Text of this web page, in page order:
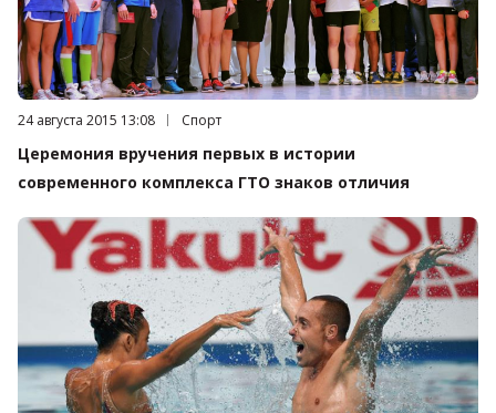
Дата публикации:
24 августа 2015 13:08 Категория:
Спорт
Церемония вручения первых в истории
современного комплекса ГТО знаков отличия